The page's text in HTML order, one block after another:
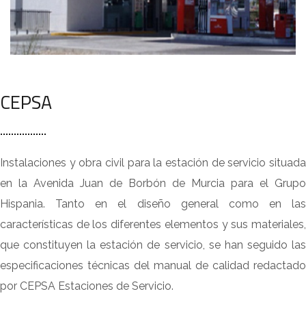
CEPSA
Instalaciones y obra civil para la estación de servicio situada
en la Avenida Juan de Borbón de Murcia para el Grupo
Hispania. Tanto en el diseño general como en las
características de los diferentes elementos y sus materiales,
que constituyen la estación de servicio, se han seguido las
especificaciones técnicas del manual de calidad redactado
por CEPSA Estaciones de Servicio.